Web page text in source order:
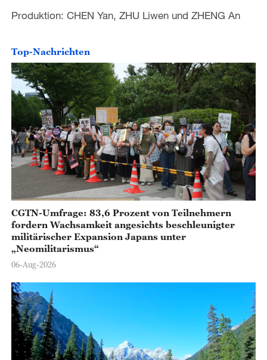
Produktion: CHEN Yan, ZHU Liwen und ZHENG An
Top-Nachrichten
CGTN-Umfrage: 83,6 Prozent von Teilnehmern
fordern Wachsamkeit angesichts beschleunigter
militärischer Expansion Japans unter
„Neomilitarismus“
06-Aug-2026